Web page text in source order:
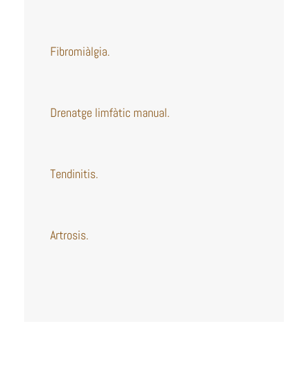
Fibromiàlgia.
Drenatge limfàtic manual.
Tendinitis.
Artrosis.